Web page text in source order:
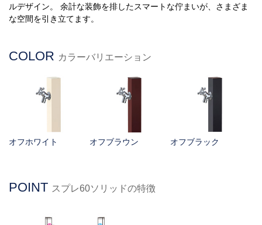
ルデザイン。 余計な装飾を排したスマートな佇まいが、さまざま
な空間を引き立てます。
COLOR カラーバリエーション
オフホワイト オフブラウン オフブラック
POINT スプレ60ソリッドの特徴